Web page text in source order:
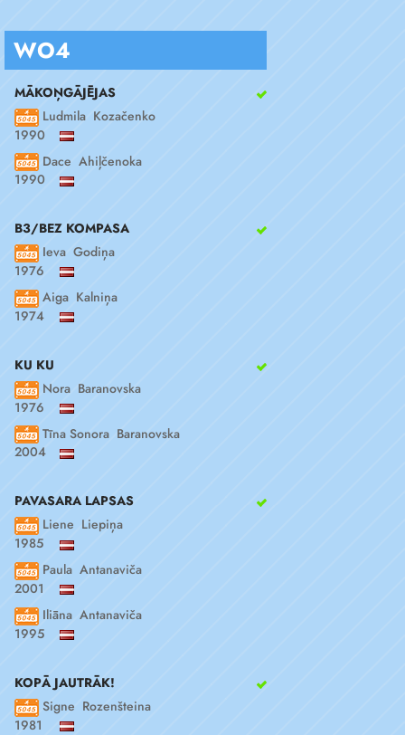
WO4
MĀKOŅGĀJĒJAS
Ludmila Kozačenko
1990
Dace Ahiļčenoka
1990
B3/BEZ KOMPASA
Ieva Godiņa
1976
Aiga Kalniņa
1974
KU KU
Nora Baranovska
1976
Tīna Sonora Baranovska
2004
PAVASARA LAPSAS
Liene Liepiņa
1985
Paula Antanaviča
2001
Iliāna Antanaviča
1995
KOPĀ JAUTRĀK!
Signe Rozenšteina
1981